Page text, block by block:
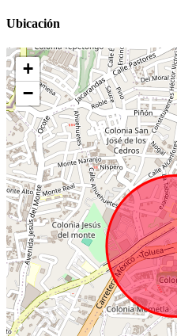
Ubicación
+
−